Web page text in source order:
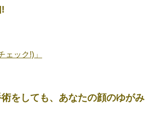
ック!)」
をしても、あなたの顔のゆがみ